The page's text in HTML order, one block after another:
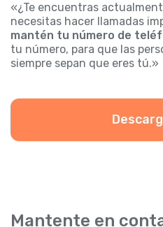
«¿Te encuentras
necesitas hacer llamadas
mantén tu número de
tu número, para que las
siempre sepan que eres tú.»
Mantente en